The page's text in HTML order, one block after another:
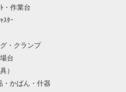
・作業台
ｽﾀｰ
・クランプ
台
）
・かばん・什器